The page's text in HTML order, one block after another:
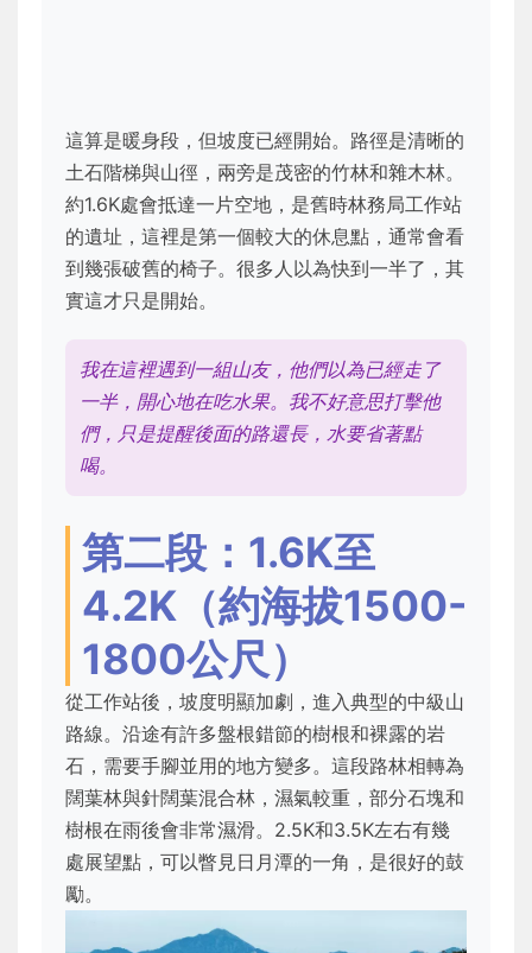
這算是暖身段，但坡度已經開始。路徑是清晰的
土石階梯與山徑，兩旁是茂密的竹林和雜木林。
約1.6K處會抵達一片空地，是舊時林務局工作站
的遺址，這裡是第一個較大的休息點，通常會看
到幾張破舊的椅子。很多人以為快到一半了，其
實這才只是開始。
我在這裡遇到一組山友，他們以為已經走了
一半，開心地在吃水果。我不好意思打擊他
們，只是提醒後面的路還長，水要省著點
喝。
第二段：1.6K至
4.2K（約海拔1500-
1800公尺）
從工作站後，坡度明顯加劇，進入典型的中級山
路線。沿途有許多盤根錯節的樹根和裸露的岩
石，需要手腳並用的地方變多。這段路林相轉為
闊葉林與針闊葉混合林，濕氣較重，部分石塊和
樹根在雨後會非常濕滑。2.5K和3.5K左右有幾
處展望點，可以瞥見日月潭的一角，是很好的鼓
勵。